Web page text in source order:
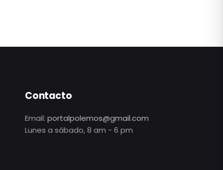
Contacto
Email:portalpolemos@gmail.com
Lunes a sábado, 8 am - 6 pm